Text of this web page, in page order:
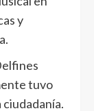
y
tuvo